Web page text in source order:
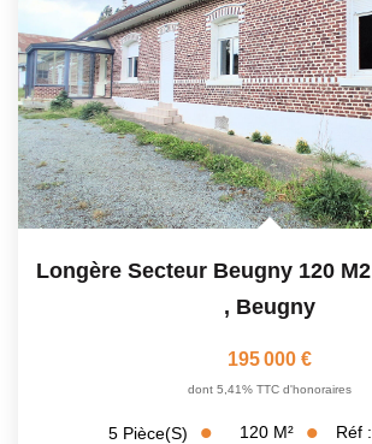
, Beugny
195 000 €
dont 5,41% TTC d'honoraires
5 Pièce(s) 120 M² Réf :